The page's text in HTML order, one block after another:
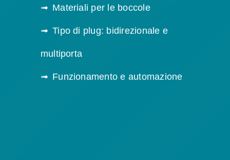
Materiali per le boccole
Tipo di plug: bidirezionale e
multiporta
Funzionamento e automazione